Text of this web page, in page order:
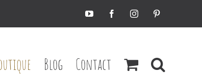
YouTubeFacebookInstagramPinterest
Blog Contact